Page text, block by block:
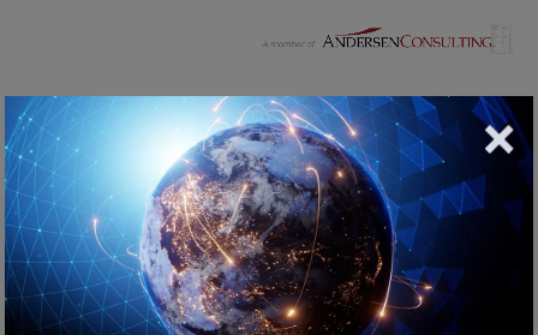
Blog Post
Home Carriera
5 Strategie per Avere Successo come
Sviluppatore da Remoto